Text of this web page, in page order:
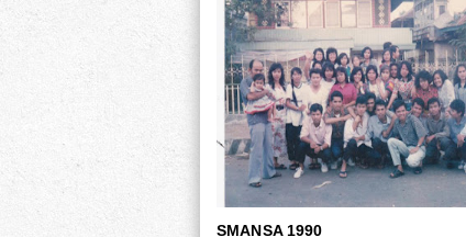
SMANSA 1990